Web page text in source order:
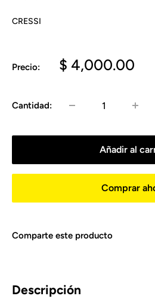
CRESSI
Precio:
Precio
$ 4,000.00
Cantidad:
Añadir al
Comprar
Comparte este producto
Descripción